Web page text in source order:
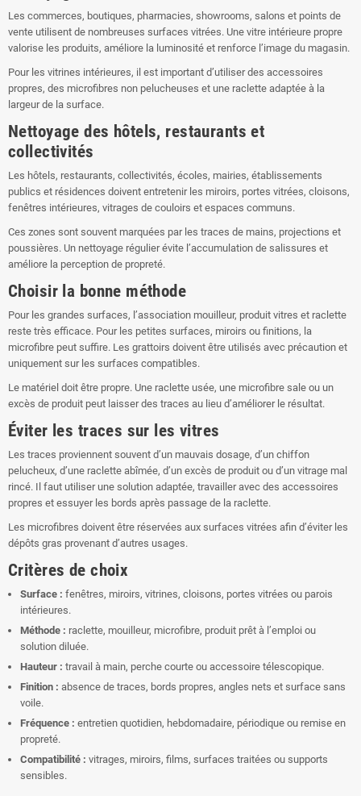
Les commerces, boutiques, pharmacies, showrooms, salons et points de
vente utilisent de nombreuses surfaces vitrées. Une vitre intérieure propre
valorise les produits, améliore la luminosité et renforce l’image du magasin.
Pour les vitrines intérieures, il est important d’utiliser des accessoires
propres, des microfibres non pelucheuses et une raclette adaptée à la
largeur de la surface.
Nettoyage des hôtels, restaurants et
collectivités
Les hôtels, restaurants, collectivités, écoles, mairies, établissements
publics et résidences doivent entretenir les miroirs, portes vitrées, cloisons,
fenêtres intérieures, vitrages de couloirs et espaces communs.
Ces zones sont souvent marquées par les traces de mains, projections et
poussières. Un nettoyage régulier évite l’accumulation de salissures et
améliore la perception de propreté.
Choisir la bonne méthode
Pour les grandes surfaces, l’association mouilleur, produit vitres et raclette
reste très efficace. Pour les petites surfaces, miroirs ou finitions, la
microfibre peut suffire. Les grattoirs doivent être utilisés avec précaution et
uniquement sur les surfaces compatibles.
Le matériel doit être propre. Une raclette usée, une microfibre sale ou un
excès de produit peut laisser des traces au lieu d’améliorer le résultat.
Éviter les traces sur les vitres
Les traces proviennent souvent d’un mauvais dosage, d’un chiffon
pelucheux, d’une raclette abîmée, d’un excès de produit ou d’un vitrage mal
rincé. Il faut utiliser une solution adaptée, travailler avec des accessoires
propres et essuyer les bords après passage de la raclette.
Les microfibres doivent être réservées aux surfaces vitrées afin d’éviter les
dépôts gras provenant d’autres usages.
Critères de choix
Surface : fenêtres, miroirs, vitrines, cloisons, portes vitrées ou parois
intérieures.
Méthode : raclette, mouilleur, microfibre, produit prêt à l’emploi ou
solution diluée.
Hauteur : travail à main, perche courte ou accessoire télescopique.
Finition : absence de traces, bords propres, angles nets et surface sans
voile.
Fréquence : entretien quotidien, hebdomadaire, périodique ou remise en
propreté.
Compatibilité : vitrages, miroirs, films, surfaces traitées ou supports
sensibles.